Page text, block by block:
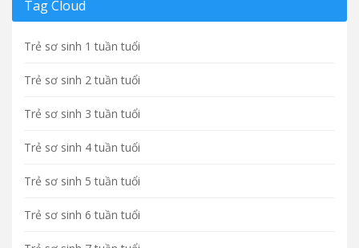
Tag Cloud
Trẻ sơ sinh 1 tuần tuổi
Trẻ sơ sinh 2 tuần tuổi
Trẻ sơ sinh 3 tuần tuổi
Trẻ sơ sinh 4 tuần tuổi
Trẻ sơ sinh 5 tuần tuổi
Trẻ sơ sinh 6 tuần tuổi